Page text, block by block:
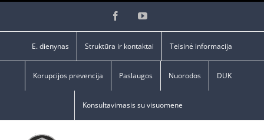
FacebookYouTube
E. dienynas Struktūra ir kontaktai Teisinė informacija
Korupcijos prevencija Paslaugos Nuorodos DUK
Konsultavimasis su visuomene